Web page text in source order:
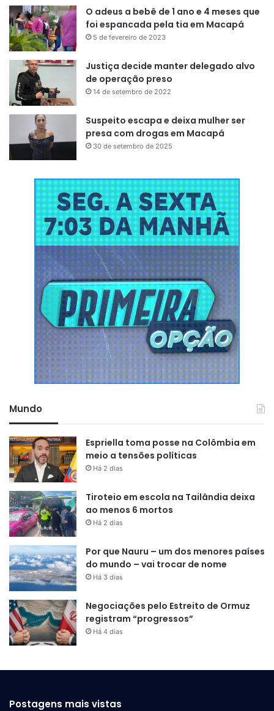
Caso o contribuinte não resgate o valor de sua restituição
depois de um ano, deverá requerer o valor no Portal e-
CAC. Ao entrar na página, o cidadão deve acessar o menu
“Declarações e Demonstrativos”
de Renda”
e, em seguida, no campo
“Solicitar restituição
não resgatada na rede bancária” .
O adeus a bebê de 1 ano e 4 meses que
foi espancada pela tia em Macapá
5 de fevereiro de 2023
Justiça decide manter delegado alvo
de operação preso
14 de setembro de 2022
Suspeito escapa e deixa mulher ser
presa com drogas em Macapá
30 de setembro de 2025
Mundo
Espriella toma posse na Colômbia em
meio a tensões políticas
Há 2 dias
Tiroteio em escola na Tailândia deixa
ao menos 6 mortos
Há 2 dias
Por que Nauru – um dos menores países
do mundo – vai trocar de nome
Há 3 dias
Negociações pelo Estreito de Ormuz
registram “progressos”
Há 4 dias
Postagens mais vistas